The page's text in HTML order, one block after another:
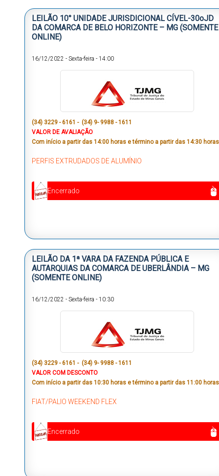
LEILÃO 10° UNIDADE JURISDICIONAL CÍVEL-30oJD
DA COMARCA DE BELO HORIZONTE – MG (SOMENTE
ONLINE)
16/12/2022 - Sexta-feira - 14:00
(34) 3229 - 6161 - (34) 9- 9988 - 1611
VALOR DE AVALIAÇÃO
Com início a partir das 14:00 horas e término a partir das 14:30
PERFIS EXTRUDADOS DE ALUMÍNIO
Encerrado
LEILÃO DA 1ª VARA DA FAZENDA PÚBLICA E
AUTARQUIAS DA COMARCA DE UBERLÂNDIA – MG
(SOMENTE ONLINE)
16/12/2022 - Sexta-feira - 10:30
(34) 3229 - 6161 - (34) 9- 9988 - 1611
VALOR COM DESCONTO
Com início a partir das 10:30 horas e término a partir das 11:00
FIAT/PALIO WEEKEND FLEX
Encerrado